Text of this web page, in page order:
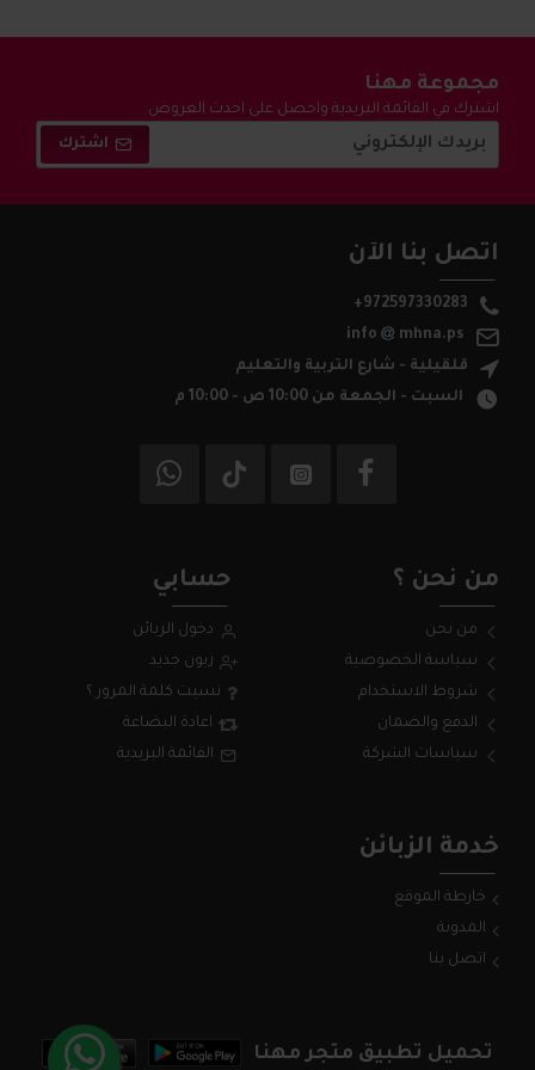
مجموعة مهنا
اشترك في القائمة البريدية واحصل على احدث العروض
والتخفيضات !
اشترك
اتصل بنا الآن
+972597330283
info
mhna.ps
قلقيلية - شارع التربية والتعليم
السبت - الجمعة من 10:00 ص - 10:00 م
من نحن ؟
من نحن
سياسة الخصوصية
شروط الاستخدام
الدفع والضمان
سياسات الشركة
حسابي
دخول الزبائن
زبون جديد
نسيت كلمة المرور ؟
اعادة البضاعة
القائمة البريدية
خدمة الزبائن
خارطة الموقع
المدونة
اتصل بنا
تحميل تطبيق متجر مهنا